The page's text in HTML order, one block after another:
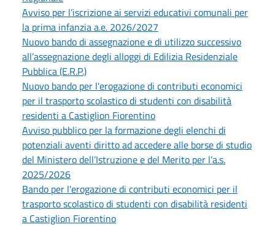
Avviso per l’iscrizione ai servizi educativi comunali per
la prima infanzia a.e. 2026/2027
Nuovo bando di assegnazione e di utilizzo successivo
all’assegnazione degli alloggi di Edilizia Residenziale
Pubblica (E.R.P.)
Nuovo bando per l'erogazione di contributi economici
per il trasporto scolastico di studenti con disabilità
residenti a Castiglion Fiorentino
Avviso pubblico per la formazione degli elenchi di
potenziali aventi diritto ad accedere alle borse di studio
del Ministero dell’Istruzione e del Merito per l’a.s.
2025/2026
Bando per l'erogazione di contributi economici per il
trasporto scolastico di studenti con disabilità residenti
a Castiglion Fiorentino